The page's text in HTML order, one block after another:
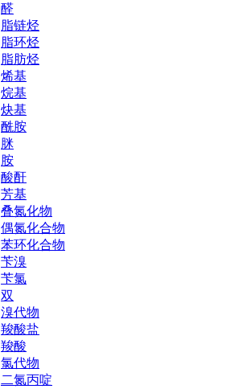
醛
脂链烃
脂环烃
脂肪烃
烯基
烷基
炔基
酰胺
脒
胺
酸酐
芳基
叠氮化物
偶氮化合物
苯环化合物
苄溴
苄氯
双
溴代物
羧酸盐
羧酸
氯代物
二氮丙啶